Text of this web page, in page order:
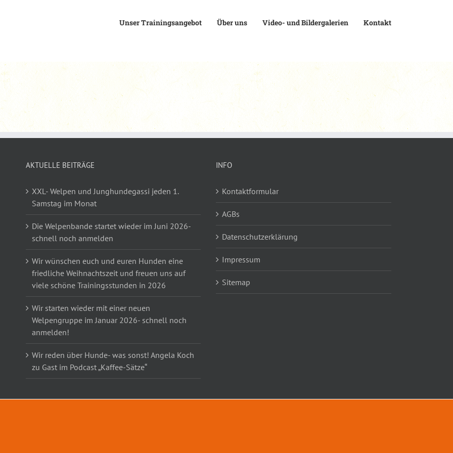
Unser Trainingsangebot Über uns Video- und Bildergalerien Kontakt
AKTUELLE BEITRÄGE
XXL- Welpen und Junghundegassi jeden 1.
Samstag im Monat
Die Welpenbande startet wieder im Juni 2026-
schnell noch anmelden
Wir wünschen euch und euren Hunden eine
friedliche Weihnachtszeit und freuen uns auf
viele schöne Trainingsstunden in 2026
Wir starten wieder mit einer neuen
Welpengruppe im Januar 2026- schnell noch
anmelden!
Wir reden über Hunde- was sonst! Angela Koch
zu Gast im Podcast „Kaffee-Sätze“
INFO
Kontaktformular
AGBs
Datenschutzerklärung
Impressum
Sitemap